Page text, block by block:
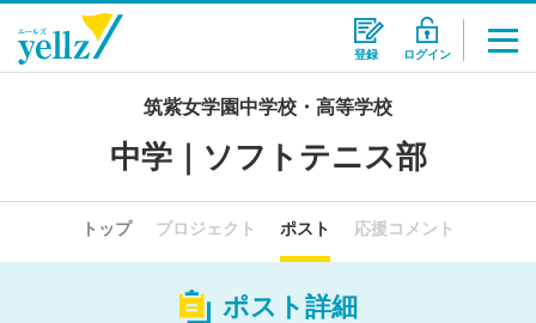
登録 ログイン
筑紫女学園中学校・高等学校
中学｜ソフトテニス部
トップ プロジェクト ポスト 応援コメント
ポスト詳細